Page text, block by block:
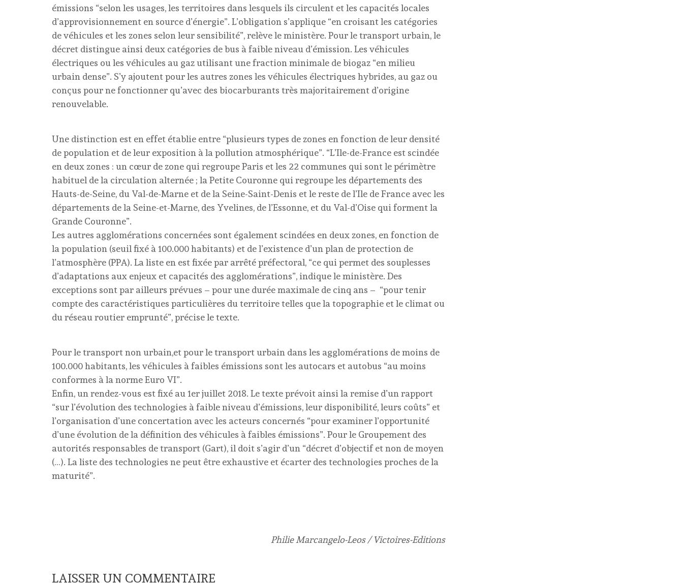
émissions “selon les usages, les territoires dans lesquels ils circulent et les capacités locales
d’approvisionnement en source d’énergie”. L’obligation s’applique “en croisant les catégories
de véhicules et les zones selon leur sensibilité”, relève le ministère. Pour le transport urbain, le
décret distingue ainsi deux catégories de bus à faible niveau d’émission. Les véhicules
électriques ou les véhicules au gaz utilisant une fraction minimale de biogaz “en milieu
urbain dense”. S’y ajoutent pour les autres zones les véhicules électriques hybrides, au gaz ou
conçus pour ne fonctionner qu’avec des biocarburants très majoritairement d’origine
renouvelable.
Une distinction est en effet établie entre “plusieurs types de zones en fonction de leur densité
de population et de leur exposition à la pollution atmosphérique”. “L’Ile-de-France est scindée
en deux zones : un cœur de zone qui regroupe Paris et les 22 communes qui sont le périmètre
habituel de la circulation alternée ; la Petite Couronne qui regroupe les départements des
Hauts-de-Seine, du Val-de-Marne et de la Seine-Saint-Denis et le reste de l’Ile de France avec les
départements de la Seine-et-Marne, des Yvelines, de l’Essonne, et du Val-d’Oise qui forment la
Grande Couronne”.
Les autres agglomérations concernées sont également scindées en deux zones, en fonction de
la population (seuil fixé à 100.000 habitants) et de l’existence d’un plan de protection de
l’atmosphère (PPA). La liste en est fixée par arrêté préfectoral, “ce qui permet des souplesses
d’adaptations aux enjeux et capacités des agglomérations”, indique le ministère. Des
exceptions sont par ailleurs prévues – pour une durée maximale de cinq ans – “pour tenir
compte des caractéristiques particulières du territoire telles que la topographie et le climat ou
du réseau routier emprunté”, précise le texte.
Pour le transport non urbain,et pour le transport urbain dans les agglomérations de moins de
100.000 habitants, les véhicules à faibles émissions sont les autocars et autobus “au moins
conformes à la norme Euro VI”.
Enfin, un rendez-vous est fixé au 1er juillet 2018. Le texte prévoit ainsi la remise d’un rapport
“sur l’évolution des technologies à faible niveau d’émissions, leur disponibilité, leurs coûts” et
l’organisation d’une concertation avec les acteurs concernés “pour examiner l’opportunité
d’une évolution de la définition des véhicules à faibles émissions”. Pour le Groupement des
autorités responsables de transport (Gart), il doit s’agir d’un “décret d’objectif et non de moyen
(…). La liste des technologies ne peut être exhaustive et écarter des technologies proches de la
maturité”.
Philie Marcangelo-Leos / Victoires-Editions
LAISSER UN COMMENTAIRE